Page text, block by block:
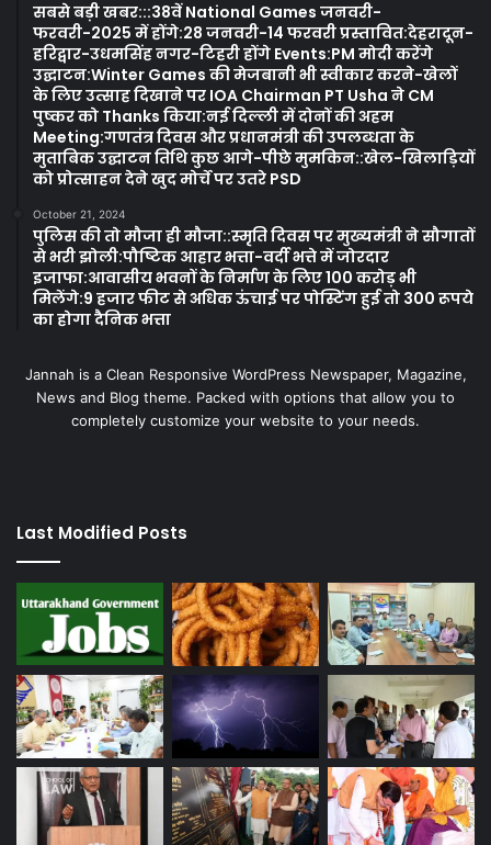
सबसे बड़ी खबर:::38वें National Games जनवरी-
फरवरी-2025 में होंगे:28 जनवरी-14 फरवरी प्रस्तावित:देहरादून-
हरिद्वार-उधमसिंह नगर-टिहरी होंगे Events:PM मोदी करेंगे
उद्घाटन:Winter Games की मेजबानी भी स्वीकार करने-खेलों
के लिए उत्साह दिखाने पर IOA Chairman PT Usha ने CM
पुष्कर को Thanks किया:नई दिल्ली में दोनों की अहम
Meeting:गणतंत्र दिवस और प्रधानमंत्री की उपलब्धता के
मुताबिक उद्घाटन तिथि कुछ आगे-पीछे मुमकिन::खेल-खिलाड़ियों
को प्रोत्साहन देने खुद मोर्चे पर उतरे PSD
October 21, 2024
पुलिस की तो मौजा ही मौजा::स्मृति दिवस पर मुख्यमंत्री ने सौगातों
से भरी झोली:पौष्टिक आहार भत्ता-वर्दी भत्ते में जोरदार
इजाफा:आवासीय भवनों के निर्माण के लिए 100 करोड़ भी
मिलेंगे:9 हजार फीट से अधिक ऊंचाई पर पोस्टिंग हुई तो 300 रूपये
का होगा दैनिक भत्ता
Jannah is a Clean Responsive WordPress Newspaper, Magazine,
News and Blog theme. Packed with options that allow you to
completely customize your website to your needs.
Last Modified Posts